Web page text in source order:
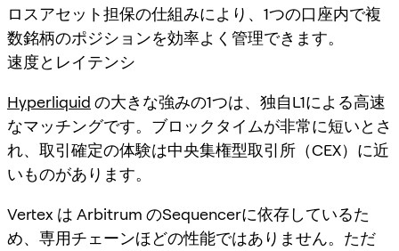
ロスアセット担保の仕組みにより、1つの口座内で複
数銘柄のポジションを効率よく管理できます。
速度とレイテンシ
Hyperliquid の大きな強みの1つは、独自L1による高速
なマッチングです。ブロックタイムが非常に短いとさ
れ、取引確定の体験は中央集権型取引所（CEX）に近
いものがあります。
Vertex は Arbitrum のSequencerに依存しているた
め、専用チェーンほどの性能ではありません。ただ